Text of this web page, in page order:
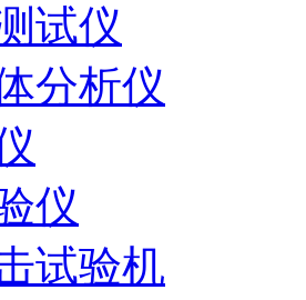
试仪
分析仪
仪
试验机